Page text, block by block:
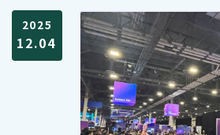
2025
12.04